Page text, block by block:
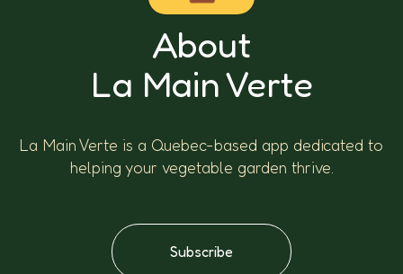
About
La Main Verte
La Main Verte is a Quebec-based app dedicated to
helping your vegetable garden thrive.
Subscribe